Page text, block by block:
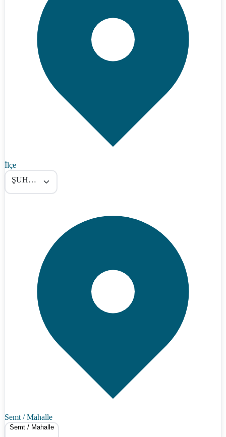
İlçe
ŞUHUT
Semt / Mahalle
Semt / Mahalle